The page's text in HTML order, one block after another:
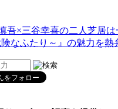
吾×三谷幸喜の二人芝居は
険なふたり～』の魅力を熱